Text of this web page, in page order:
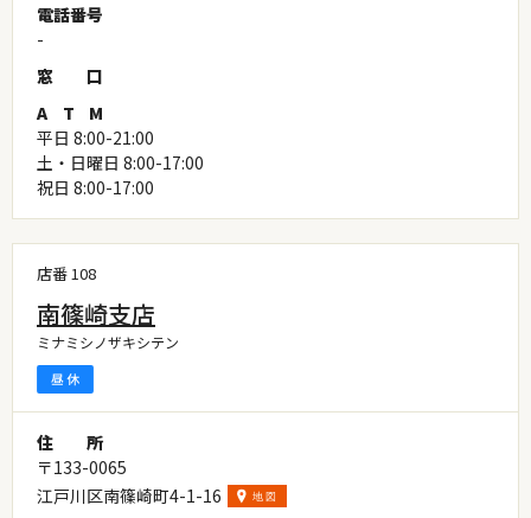
電話番号
-
窓
口
A
T
M
平日 8:00-21:00
土・日曜日 8:00-17:00
祝日 8:00-17:00
店番 108
南篠崎支店
ミナミシノザキシテン
住
所
〒133-0065
江戸川区南篠崎町4-1-16